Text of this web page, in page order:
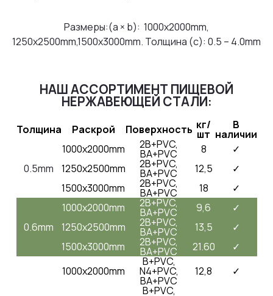
Размеры:(a × b): 1000x2000mm,
1250x2500mm,1500x3000mm. Толщина (с): 0.5 – 4.0mm
НАШ АССОРТИМЕНТ ПИЩЕВОЙ
НЕРЖАВЕЮЩЕЙ СТАЛИ:
Толщина Раскрой Поверхность кг/
шт
В
наличии
0.5mm
1000x2000mm 2B+PVC,
BA+PVC 8
✓
1250x2500mm
2B+PVC,
BA+PVC 12,5
✓
1500x3000mm
2B+PVC,
BA+PVC 18 ✓
0.6mm
1000x2000mm 2B+PVC,
BA+PVC 9,6
✓
1250x2500mm
2B+PVC,
BA+PVC 13,5
✓
1500x3000mm
2B+PVC,
BA+PVC 21.60 ✓
1000x2000mm
B+PVC,
N4+PVC,
BA+PVC
12,8 ✓
B+PVC,